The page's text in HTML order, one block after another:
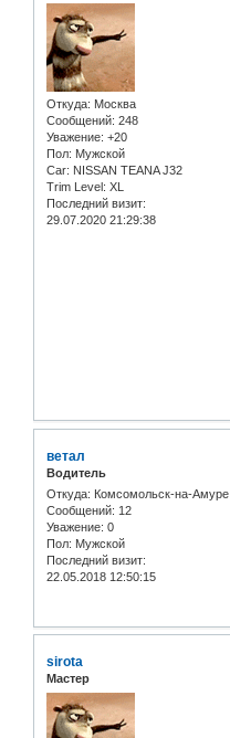
Откуда: Москва
Сообщений: 248
Уважение: +20
Пол: Мужской
Car: NISSAN TEANA J32
Trim Level: XL
Последний визит:
29.07.2020 21:29:38
ветал
Водитель
Откуда: Комсомольск-на-Амуре
Сообщений: 12
Уважение: 0
Пол: Мужской
Последний визит:
22.05.2018 12:50:15
sirota
Мастер